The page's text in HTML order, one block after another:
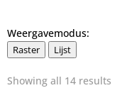
Weergavemodus:
Raster Lijst
Showing all 14 results